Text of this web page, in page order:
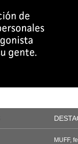
MUFF,